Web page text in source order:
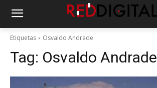
Etiquetas Osvaldo Andrade
Tag: Osvaldo Andrade